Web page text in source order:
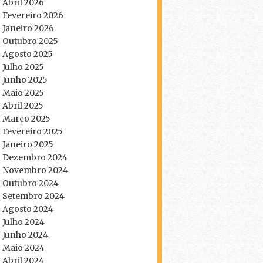
Abril 2026
Fevereiro 2026
Janeiro 2026
Outubro 2025
Agosto 2025
Julho 2025
Junho 2025
Maio 2025
Abril 2025
Março 2025
Fevereiro 2025
Janeiro 2025
Dezembro 2024
Novembro 2024
Outubro 2024
Setembro 2024
Agosto 2024
Julho 2024
Junho 2024
Maio 2024
Abril 2024